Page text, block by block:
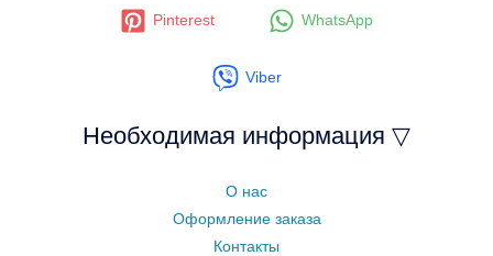
Pinterest WhatsApp
Viber
Необходимая информация ▽
О нас
Оформление заказа
Контакты